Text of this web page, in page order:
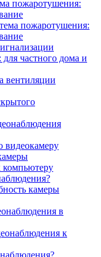
пожаротушения:
пожаротушения:
частного дома и
вентиляции
видеокамеру
компьютеру
камеры
в
к